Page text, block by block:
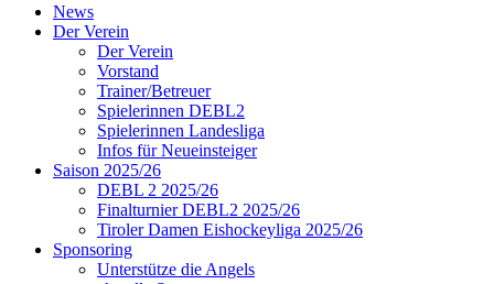
News
Der Verein
Der Verein
Vorstand
Trainer/Betreuer
Spielerinnen DEBL2
Spielerinnen Landesliga
Infos für Neueinsteiger
Saison 2025/26
DEBL 2 2025/26
Finalturnier DEBL2 2025/26
Tiroler Damen Eishockeyliga 2025/26
Sponsoring
Unterstütze die Angels